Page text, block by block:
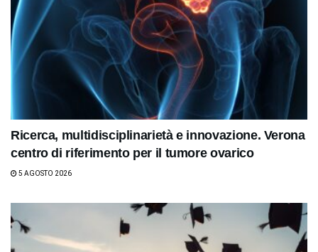
Ricerca, multidisciplinarietà e innovazione. Verona
centro di riferimento per il tumore ovarico
5 AGOSTO 2026